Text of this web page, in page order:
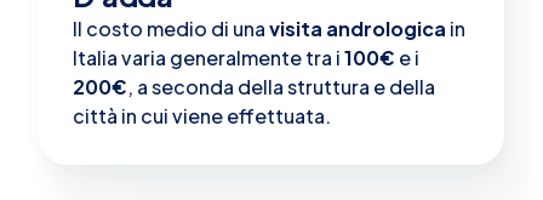
Il costo medio di unavisita andrologica in
Italia varia generalmente tra i100€ e i
200€, a seconda della struttura e della
città in cui viene effettuata.